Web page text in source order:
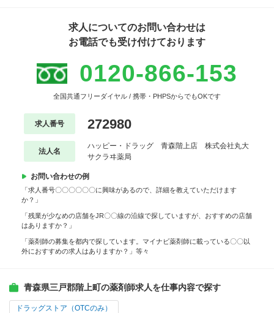
求人についてのお問い合わせは
お電話でも受け付けております
0120-866-153
全国共通フリーダイヤル / 携帯・PHPSからでもOKです
求人番号 272980
法人名
ハッピー・ドラッグ 青森階上店 株式会社丸大
サクラヰ薬局
お問い合わせの例
「求人番号〇〇〇〇〇〇に興味があるので、詳細を教えていただけます
か？」
「残業が少なめの店舗をJR〇〇線の沿線で探していますが、おすすめの店舗
はありますか？」
「薬剤師の募集を都内で探しています。マイナビ薬剤師に載っている〇〇以
外におすすめの求人はありますか？」等々
青森県三戸郡階上町の薬剤師求人を仕事内容で探す
ドラッグストア（OTCのみ）